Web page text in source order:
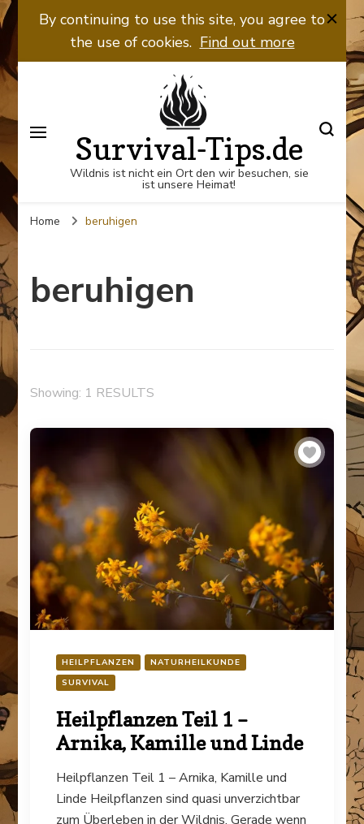
By continuing to use this site, you agree to
the use of cookies. Find out more
Survival-Tips.de
Wildnis ist nicht ein Ort den wir besuchen, sie
ist unsere Heimat!
Home beruhigen
beruhigen
Showing: 1 RESULTS
HEILPFLANZEN
NATURHEILKUNDE
SURVIVAL
Heilpflanzen Teil 1 –
Arnika, Kamille und Linde
Heilpflanzen Teil 1 – Arnika, Kamille und
Linde Heilpflanzen sind quasi unverzichtbar
zum Überleben in der Wildnis. Gerade wenn